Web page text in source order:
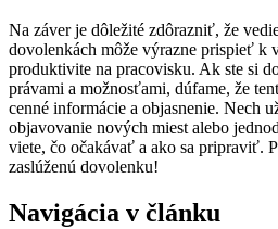
Na záver je dôležité zdôrazniť, že
dovolenkách môže výrazne prispieť k
produktivite na pracovisku. Ak ste si
právami a možnosťami, dúfame, že
cenné informácie a objasnenie. Nech
objavovanie nových miest alebo
viete, čo očakávať a ako sa pripraviť.
zaslúženú dovolenku!
Navigácia v článku